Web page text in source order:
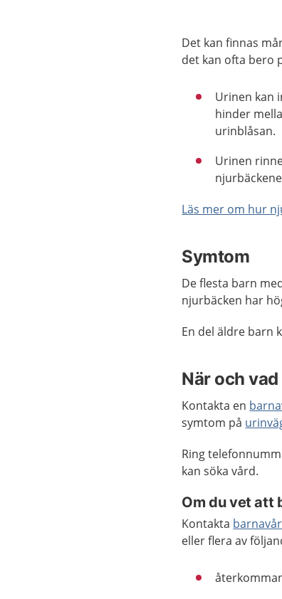
Det kan finnas
det kan ofta bero
Urinen kan
hinder
urinblåsan.
Urinen
Läs mer om hur
Symtom
De flesta barn
njurbäcken har
En del äldre barn
När och
Kontakta en
symtom på
Ring
kan söka vård.
Om du vet att
Kontakta
eller flera av